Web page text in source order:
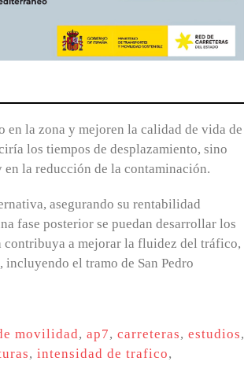
la zona y mejoren la calidad de vida de
los tiempos de desplazamiento, sino
la reducción de la contaminación.
asegurando su rentabilidad
fase posterior se puedan desarrollar los
contribuya a mejorar la fluidez del tráfico,
el tramo de San Pedro
movilidad, ap7, carreteras, estudios,
, intensidad de trafico,